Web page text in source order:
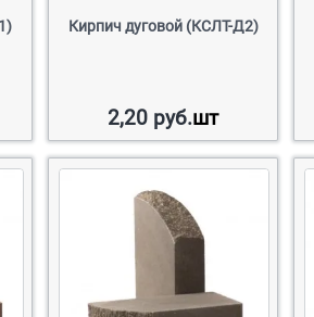
Кирпич дуговой (КСЛТ-Д2)
2,20 руб.шт